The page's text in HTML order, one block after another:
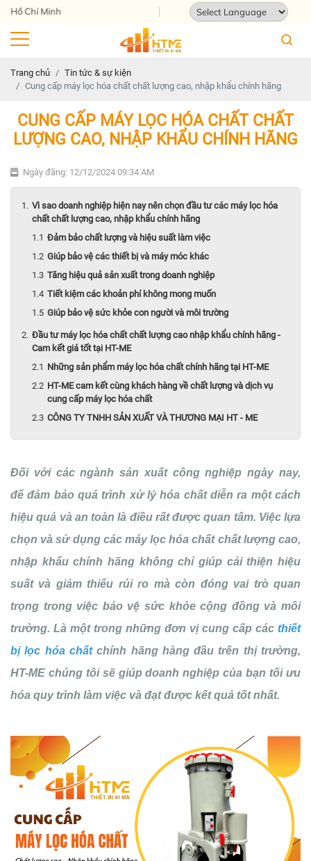
Địa chỉ: 124 Tam Châu, Tam Bình,
Trang chủ
Tin tức & sự kiện
Cung cấp máy lọc hóa chất chất lượng cao, nhập khẩu chính hãng
CUNG CẤP MÁY LỌC HÓA CHẤT CHẤT
LƯỢNG CAO, NHẬP KHẨU CHÍNH HÃNG
Ngày đăng: 12/12/2024 09:34 AM
Vì sao doanh nghiệp hiện nay nên chọn đầu tư các máy lọc hóa
chất chất lượng cao, nhập khẩu chính hãng
Đảm bảo chất lượng và hiệu suất làm việc
Giúp bảo vệ các thiết bị và máy móc khác
Tăng hiệu quả sản xuất trong doanh nghiệp
Tiết kiệm các khoản phí không mong muốn
Giúp bảo vệ sức khỏe con người và môi trường
Đầu tư máy lọc hóa chất chất lượng cao nhập khẩu chính hãng -
Cam kết giá tốt tại HT-ME
Những sản phẩm máy lọc hóa chất chính hãng tại HT-ME
HT-ME cam kết cùng khách hàng về chất lượng và dịch vụ
cung cấp máy lọc hóa chất
CÔNG TY TNHH SẢN XUẤT VÀ THƯƠNG MẠI HT - ME
Đối với các ngành sản xuất công nghiệp ngày nay,
để đảm bảo quá trình xử lý hóa chất diễn ra một cách
hiệu quả và an toàn là điều rất được quan tâm. Việc lựa
chọn và sử dụng các máy lọc hóa chất chất lượng cao,
nhập khẩu chính hãng không chỉ giúp cải thiện hiệu
suất và giảm thiểu rủi ro mà còn đóng vai trò quan
trọng trong việc bảo vệ sức khỏe cộng đồng và môi
trường. Là một trong những đơn vị cung cấp các thiết
bị lọc hóa chấtchính hãng hàng đầu trên thị trường,
HT-ME chúng tôi sẽ giúp doanh nghiệp của bạn tối ưu
hóa quy trình làm việc và đạt được kết quả tốt nhất.